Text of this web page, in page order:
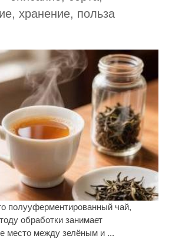
хранение, польза
полууферментированный чай,
обработки занимает
место между зелёным и ...